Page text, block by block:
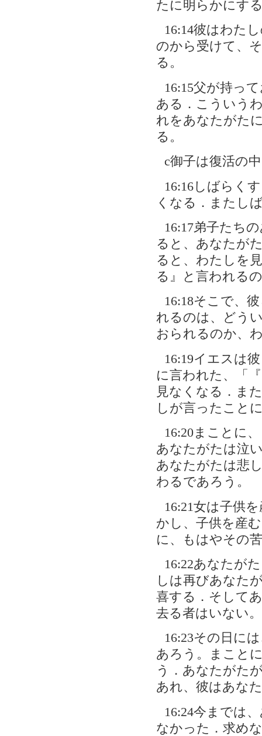
たに明らかにす
16:14彼はわた
のから受けて、
る。
16:15父が持っ
ある．こういう
れをあなたがた
る。
c御子は復活の
16:16しばらく
くなる．またし
16:17弟子たち
ると、あなたが
ると、わたしを
る』と言われる
16:18そこで、
れるのは、どう
おられるのか、
16:19イエスは
に言われた、「
見なくなる．ま
しが言ったこと
16:20まことに
あなたがたは泣
あなたがたは悲
わるであろう。
16:21女は子供
かし、子供を産
に、もはやその
16:22あなたが
しは再びあなた
喜する．そして
去る者はいない。
16:23その日に
あろう。まこと
う．あなたがた
あれ、彼はあな
16:24今までは
なかった．求め